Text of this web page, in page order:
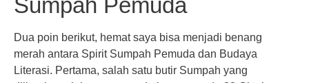
Sumpah Pemuda
Dua poin berikut, hemat saya bisa menjadi benang
merah antara Spirit Sumpah Pemuda dan Budaya
Literasi. Pertama, salah satu butir Sumpah yang